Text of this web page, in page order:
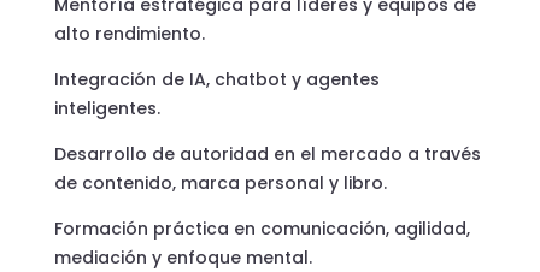
Mentoría estratégica para líderes y equipos de
alto rendimiento.
Integración de IA, chatbot y agentes
inteligentes.
Desarrollo de autoridad en el mercado a través
de contenido, marca personal y libro.
Formación práctica en comunicación, agilidad,
mediación y enfoque mental.